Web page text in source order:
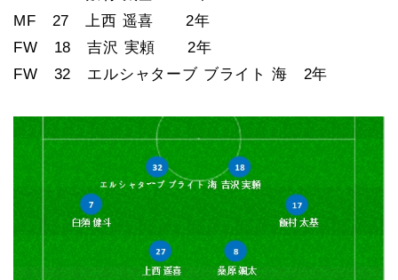
MF 27 上西 遥喜 2年
FW 18 吉沢 実頼 2年
FW 32 エルシャターブ ブライト 海 2年